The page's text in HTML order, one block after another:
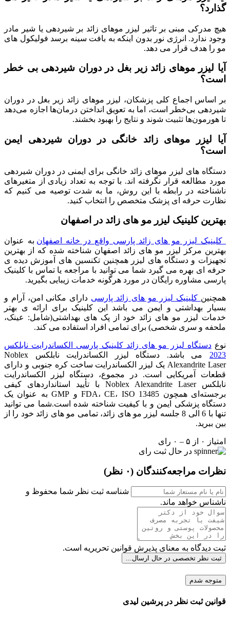
گذارد؟
هیچ مدرکی مبنی بر تاثیر لیزر موهای زائد بر شیردهی یا شیر مادر
وجود ندارد. انرژی نور بدون اینکه به بافت سینه برسد فولیکول های
مو را هدف قرار می دهد.
آیا لیزر موهای زائدزیر بغل در دوران شیردهی بی خطر
است؟
بر اساس اجماع کلی پزشکان، لیزر موهای زائد زیر بغل در دوران
شیردهی بی‌خطر است، اما به تعویق انداختن درمان‌ها اجازه می‌دهد
تا هورمون‌ها تثبیت شوند و نتایج را بهبود بخشند.
آیا لیزر موهای زائد خانگی در دوران شیردهی ایمن
است؟
دستگاه های لیزر موهای زائد خانگی برای ایمنی در دوران شیردهی
مورد مطالعه قرار نگرفته اند. با توجه به تعداد زیادی از متغیرهای
ناشناخته در رابطه با این روش، ما به شدت توصیه می کنیم که
نظارت حرفه ای پزشک متخصص را انتخاب کنید.
بهترین کلینیک لیزر مو های زائد در اصفهان
کلینیک لیزر مو های زائد پارسی واقع در خانه اصفهان به عنوان
بهترین مرکز لیزر مو های زائد اصفهان شناخته شده که از بهترین
تجهیزات و دستگاه های لیزر همچنین تکنسین های آموزش دیده ی
حرفه ای بهره می گیرد شما می توانید با مراجعه یا تماس با کلینیک
پارسی مشاوره رایگان در مورد هرگونه خدمات زیبایی بگیرید.
همچنین کلینیک لیزر مو های زائد پارسی دارای مکانی امن، آرام و
بسیار بهداشتی و ایمن می باشد این کلینیک برای ارائه ی بهتر
خدمات لیزر مو های زائد خود از پک های بهداشتی(شامل: عینک،
ملحفه و سری شخصی) برای تمامی افراد استفاده می کند.
نوعدستگاه لیزر مو های زائد کلینیک پارسی الکساندرایت نابلکس
2023
می باشد. دستگاه لیزر الکساندرایت نابلکس Noblex
Alexandrite Laser یک لیزر الکساندرایت ساخت کره جنوبی و دارای
قطعات آمریکایی است. در مجموع، دستگاه لیزر الکساندرایت
نابلکس Noblex Alexandrite Laser با تأیید استانداردهای کیفی
برجسته‌ای همچون FDA، CE، ISO 13485 و GMP به عنوان یک
دستگاه پزشکی ایمن و با کیفیت شناخته شده است.شما می توانید
تنها با 6 الی 8 جلسه لیزر مو های زائد، تمامی مو های زائد خود را از
بین ببرید.
امتیاز ۰ از ۵ – ۰ رای
در حال ثبت رای
نظرات مراجعه‌کنندگان (۰ نظر)
شناسه ثبت نظر شما محفوظ و
ناشناس خواهد ماند.
ثبت دیدگاه به معنای پذیرش قوانین تحریریه است.
ثبت نظر تخصصی در حال ارسال...
متوجه شدم
قوانین ثبت نظر در پرشین لیدی